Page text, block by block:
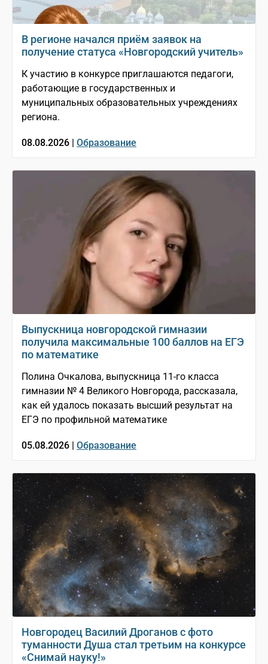
В регионе начался приём заявок на
получение статуса «Новгородский учитель»
К участию в конкурсе приглашаются педагоги,
работающие в государственных и
муниципальных образовательных учреждениях
региона.
08.08.2026 | Образование
Выпускница новгородской гимназии
получила максимальные 100 баллов на ЕГЭ
по математике
Полина Очкалова, выпускница 11-го класса
гимназии № 4 Великого Новгорода, рассказала,
как ей удалось показать высший результат на
ЕГЭ по профильной математике
05.08.2026 | Образование
Новгородец Василий Дроганов с фото
туманности Душа стал третьим на конкурсе
«Снимай науку!»